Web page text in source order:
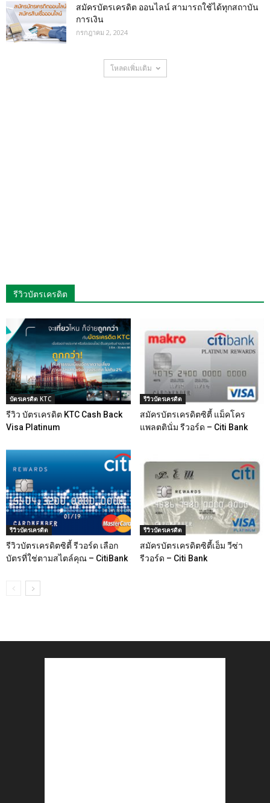
สมัครบัตรเครดิต ออนไลน์ สามารถใช้ได้ทุกสถาบัน
การเงิน
กรกฎาคม 2, 2024
โหลดเพิ่มเติม
รีวิวบัตรเครดิต
บัตรเครดิต KTC
รีวิว บัตรเครดิต KTC Cash Back
Visa Platinum
รีวิวบัตรเครดิต
สมัครบัตรเครดิตซิตี้ แม็คโคร
แพลตตินั่ม รีวอร์ด – Citi Bank
รีวิวบัตรเครดิต
รีวิวบัตรเครดิตซิตี้ รีวอร์ด เลือก
บัตรที่ใช่ตามสไตล์คุณ – CitiBank
รีวิวบัตรเครดิต
สมัครบัตรเครดิตซิตี้เอ็ม วีซ่า
รีวอร์ด – Citi Bank